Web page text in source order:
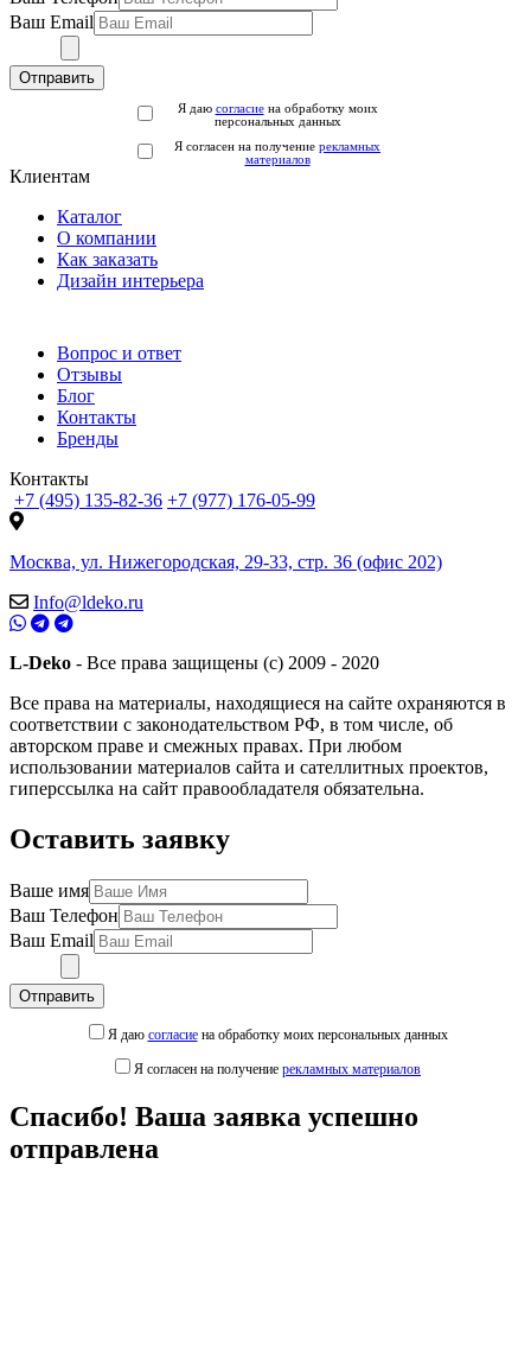
Ваш Email
Отправить
Я даю согласиена обработку моих
персональных данных
Я согласен на получение рекламных
материалов
Клиентам
Каталог
О компании
Как заказать
Дизайн интерьера
Вопрос и ответ
Отзывы
Блог
Контакты
Бренды
Контакты
+7 (495) 135-82-36 +7 (977) 176-05-99
Москва, ул. Нижегородская, 29-33, стр. 36 (офис 202)
Info@ldeko.ru
L-Deko - Все права защищены (c) 2009 - 2020
Все права на материалы, находящиеся на сайте охраняются в
соответствии с законодательством РФ, в том числе, об
авторском праве и смежных правах. При любом
использовании материалов сайта и сателлитных проектов,
гиперссылка на сайт правообладателя обязательна.
Оставить заявку
Ваше имя
Ваш Телефон
Ваш Email
Отправить
Я даю согласиена обработку моих персональных данных
Я согласен на получение рекламных материалов
Спасибо! Ваша заявка успешно
отправлена